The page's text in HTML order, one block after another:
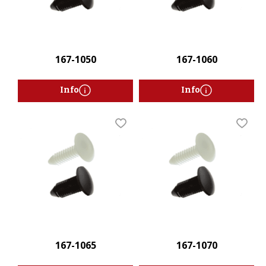
167-1050
Info
167-1060
Info
167-1065
Lägg till i favoriter
167-1070